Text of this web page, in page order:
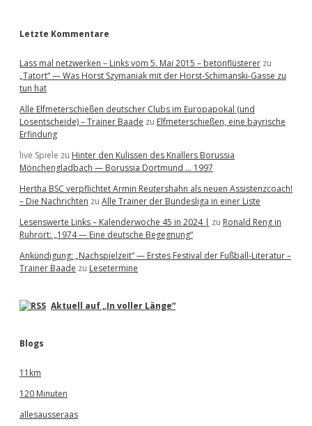
Letzte Kommentare
Lass mal netzwerken – Links vom 5. Mai 2015 – betonflüsterer zu
„Tatort“ — Was Horst Szymaniak mit der Horst-Schimanski-Gasse zu
tun hat
Alle Elfmeterschießen deutscher Clubs im Europapokal (und
Losentscheide) – Trainer Baade zu Elfmeterschießen, eine bayrische
Erfindung
live Spiele zu Hinter den Kulissen des Knallers Borussia
Mönchengladbach — Borussia Dortmund … 1997
Hertha BSC verpflichtet Armin Reutershahn als neuen Assistenzcoach!
– Die Nachrichten zu Alle Trainer der Bundesliga in einer Liste
Lesenswerte Links – Kalenderwoche 45 in 2024 | zu Ronald Reng in
Ruhrort: „1974 — Eine deutsche Begegnung“
Ankündigung: „Nachspielzeit“ — Erstes Festival der Fußball-Literatur –
Trainer Baade zu Lesetermine
Aktuell auf „In voller Länge“
Blogs
11km
120 Minuten
allesausseraas